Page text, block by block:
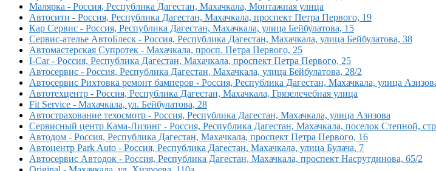
Малярка - Россия, Республика Дагестан, Махачкала, Монтажная улица
Автосити - Россия, Республика Дагестан, Махачкала, проспект Петра Первого, 19
Кар Сервис - Россия, Республика Дагестан, Махачкала, улица Бейбулатова, 15
Сервис-ателье АвтоБлеск - Россия, Республика Дагестан, Махачкала, улица Бейбулатова, 38
Автомастерская Супротек - Махачкала, просп. Петра Первого, 25
I-Car - Россия, Республика Дагестан, Махачкала, проспект Петра Первого, 25
Автосервис - Россия, Республика Дагестан, Махачкала, улица Бейбулатова, 28/2
Автосервис Рихтовка ремонт бамперов - Россия, Республика Дагестан, Махачкала, улица
Автотехцентр - Россия, Республика Дагестан, Махачкала, Грязелечебная улица
Fit Service - Махачкала, ул. Бейбулатова, 28
Автострахование техосмотр - Россия, Республика Дагестан, Махачкала, улица Азизова
Сервисный центр Кама-Лизинг - Россия, Республика Дагестан, Махачкала, поселок Степной,
Автодом - Россия, Республика Дагестан, Махачкала, проспект Петра Первого, 16
Автоцентр Park Auto - Россия, Республика Дагестан, Махачкала, улица Булача, 7
Автосервис Автодок - Россия, Республика Дагестан, Махачкала, проспект Насрутдинова, 65/2